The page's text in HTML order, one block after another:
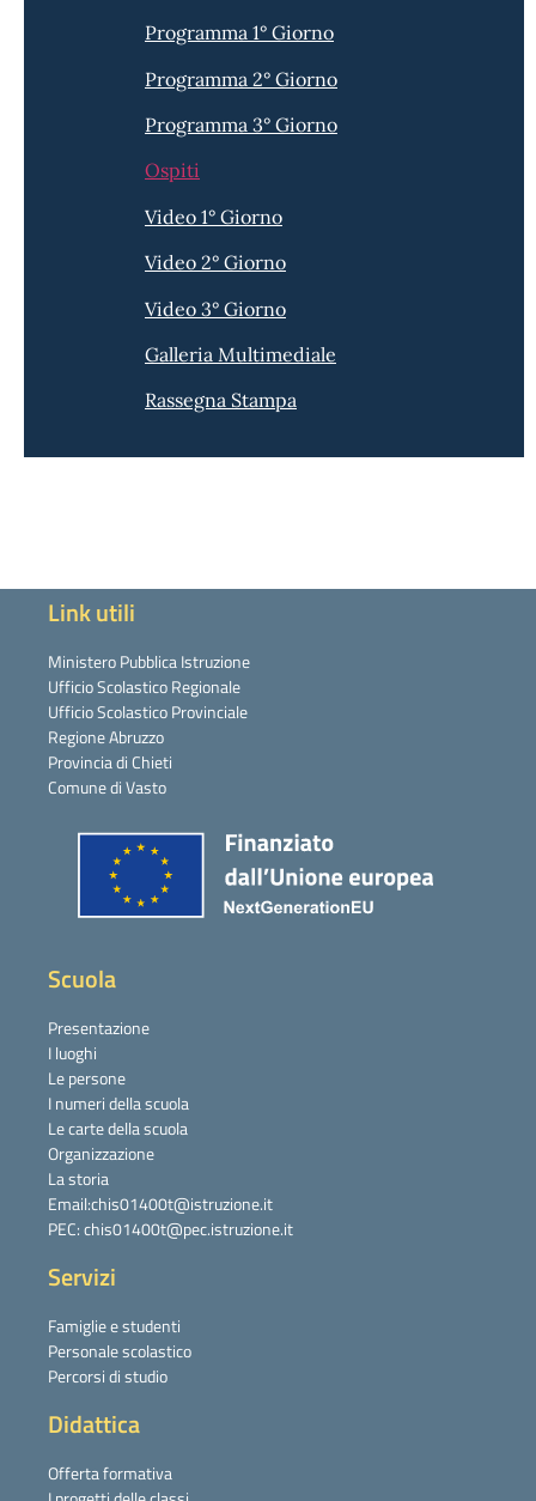
Programma 1° Giorno
Programma 2° Giorno
Programma 3° Giorno
Ospiti
Video 1° Giorno
Video 2° Giorno
Video 3° Giorno
Galleria Multimediale
Rassegna Stampa
Link utili
Ministero Pubblica Istruzione
Ufficio Scolastico Regionale
Ufficio Scolastico Provinciale
Regione Abruzzo
Provincia di Chieti
Comune di Vasto
Scuola
Presentazione
I luoghi
Le persone
I numeri della scuola
Le carte della scuola
Organizzazione
La storia
Email:chis01400t@istruzione.it
PEC: chis01400t@pec.istruzione.it
Servizi
Famiglie e studenti
Personale scolastico
Percorsi di studio
Didattica
Offerta formativa